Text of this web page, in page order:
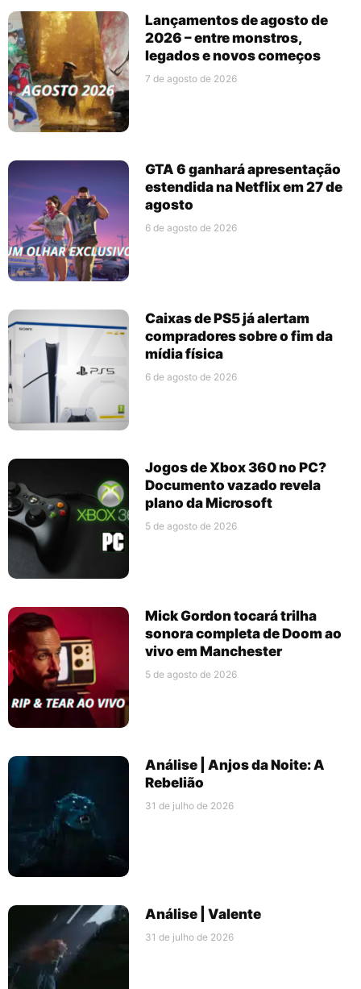
Lançamentos de agosto de
2026 – entre monstros,
legados e novos começos
7 de agosto de 2026
GTA 6 ganhará apresentação
estendida na Netflix em 27 de
agosto
6 de agosto de 2026
Caixas de PS5 já alertam
compradores sobre o fim da
mídia física
6 de agosto de 2026
Jogos de Xbox 360 no PC?
Documento vazado revela
plano da Microsoft
5 de agosto de 2026
Mick Gordon tocará trilha
sonora completa de Doom ao
vivo em Manchester
5 de agosto de 2026
Análise | Anjos da Noite: A
Rebelião
31 de julho de 2026
Análise | Valente
31 de julho de 2026